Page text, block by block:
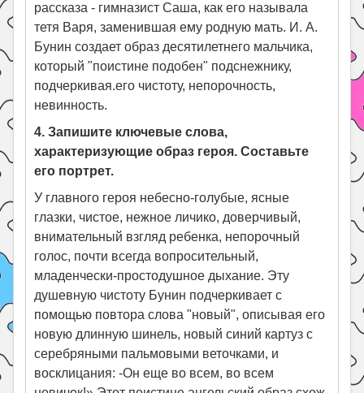
рассказа - гимназист Саша, как его называла
тетя Варя, заменившая ему родную мать. И. А.
Бунин создает образ десятилетнего мальчика,
который "поистине подобен" подснежнику,
подчеркивая.его чистоту, непорочность,
невинность.
4. Запишите ключевые слова,
характеризующие образ героя. Составьте
его портрет.
У главного героя небесно-голубые, ясные
глазки, чистое, нежное личико, доверчивый,
внимательный взгляд ребенка, непорочный
голос, почти всегда вопросительный,
младенчески-простодушное дыхание. Эту
душевную чистоту Бунин подчеркивает с
помощью повтора слова "новый", описывая его
новую длинную шинель, новый синий картуз с
серебряными пальмовыми веточками, и
восклицания: -Он еще во всем, во всем